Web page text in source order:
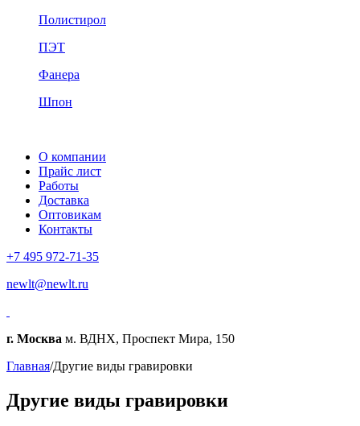
Полистирол
ПЭТ
Фанера
Шпон
О компании
Прайс лист
Работы
Доставка
Оптовикам
Контакты
+7 495 972-71-35
newlt@newlt.ru
г. Москва м. ВДНХ, Проспект Мира, 150
Главная/Другие виды гравировки
Другие виды гравировки